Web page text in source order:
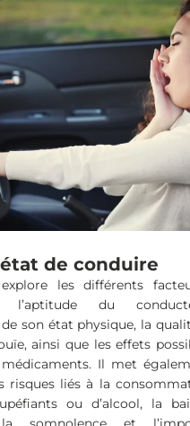
de conduire
les différents
l’aptitude du
de son état physique, la
ainsi que les effets
Il met
risques liés à la
ou d’alcool, la